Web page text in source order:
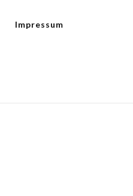
Impressum